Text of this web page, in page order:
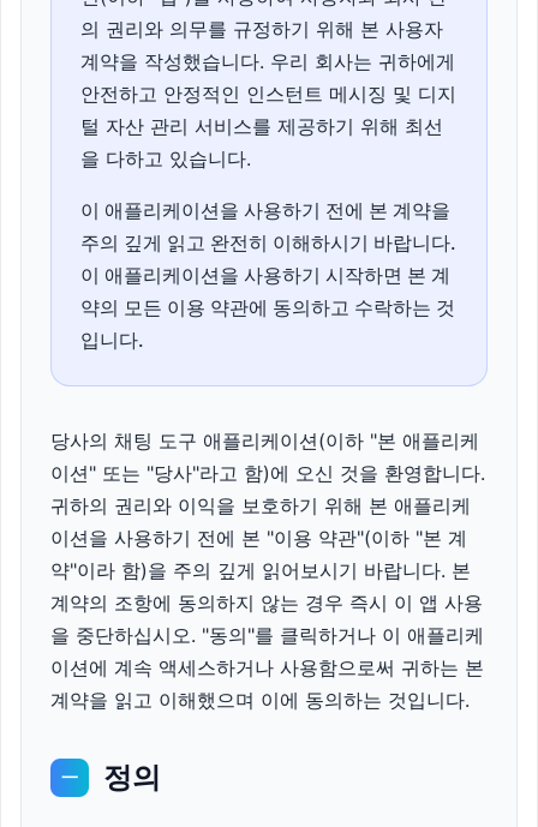
의 권리와 의무를 규정하기 위해 본 사용자
계약을 작성했습니다. 우리 회사는 귀하에게
안전하고 안정적인 인스턴트 메시징 및 디지
털 자산 관리 서비스를 제공하기 위해 최선
을 다하고 있습니다.
이 애플리케이션을 사용하기 전에 본 계약을
주의 깊게 읽고 완전히 이해하시기 바랍니다.
이 애플리케이션을 사용하기 시작하면 본 계
약의 모든 이용 약관에 동의하고 수락하는 것
입니다.
당사의 채팅 도구 애플리케이션(이하 "본 애플리케
이션" 또는 "당사"라고 함)에 오신 것을 환영합니다.
귀하의 권리와 이익을 보호하기 위해 본 애플리케
이션을 사용하기 전에 본 "이용 약관"(이하 "본 계
약"이라 함)을 주의 깊게 읽어보시기 바랍니다. 본
계약의 조항에 동의하지 않는 경우 즉시 이 앱 사용
을 중단하십시오. "동의"를 클릭하거나 이 애플리케
이션에 계속 액세스하거나 사용함으로써 귀하는 본
계약을 읽고 이해했으며 이에 동의하는 것입니다.
一 정의